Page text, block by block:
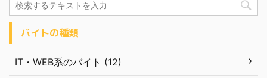
バイトの種類
IT・WEB系のバイト (12)